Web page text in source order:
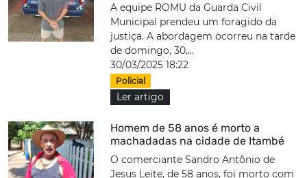
A equipe ROMU da Guarda Civil
Municipal prendeu um foragido da
justiça. A abordagem ocorreu na tarde
de domingo, 30,...
30/03/2025 18:22
Policial
Ler artigo
Homem de 58 anos é morto a
machadadas na cidade de Itambé
O comerciante Sandro Antônio de
Jesus Leite, de 58 anos, foi morto com